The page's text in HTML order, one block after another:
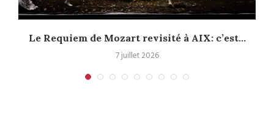
Le Requiem de Mozart revisité à AIX: c’est...
7 juillet 2026